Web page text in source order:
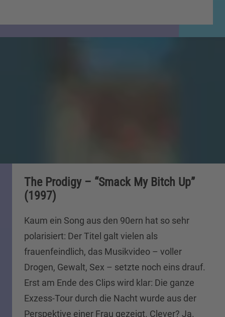
The Prodigy – “Smack My Bitch Up”
(1997)
Kaum ein Song aus den 90ern hat so sehr
polarisiert: Der Titel galt vielen als
frauenfeindlich, das Musikvideo – voller
Drogen, Gewalt, Sex – setzte noch eins drauf.
Erst am Ende des Clips wird klar: Die ganze
Exzess-Tour durch die Nacht wurde aus der
Perspektive einer Frau gezeigt. Clever? Ja.